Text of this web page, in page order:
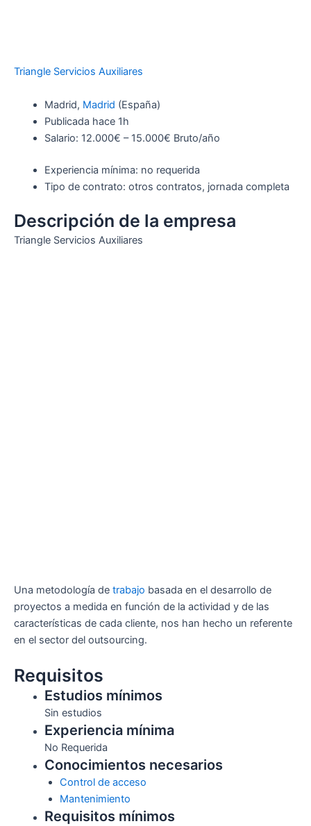
Triangle Servicios Auxiliares
Madrid, Madrid (España)
Publicada hace 1h
Salario: 12.000€ – 15.000€ Bruto/año
Experiencia mínima: no requerida
Tipo de contrato: otros contratos, jornada completa
Descripción de la empresa
Triangle Servicios Auxiliares
Una metodología de trabajo basada en el desarrollo de
proyectos a medida en función de la actividad y de las
características de cada cliente, nos han hecho un referente
en el sector del outsourcing.
Requisitos
Estudios mínimos
Sin estudios
Experiencia mínima
No Requerida
Conocimientos necesarios
Control de acceso
Mantenimiento
Requisitos mínimos